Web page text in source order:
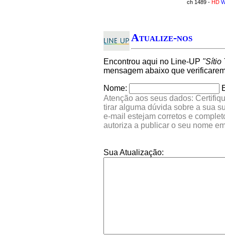
ch 1489 - HD
Atualize-nos
Encontrou aqui no Line-UP "Sítio
mensagem abaixo que
Nome:
Atenção aos seus dados:
tirar alguma dúvida sobre a sua
e-mail estejam corretos e
autoriza a publicar o seu nome
Sua Atualização: